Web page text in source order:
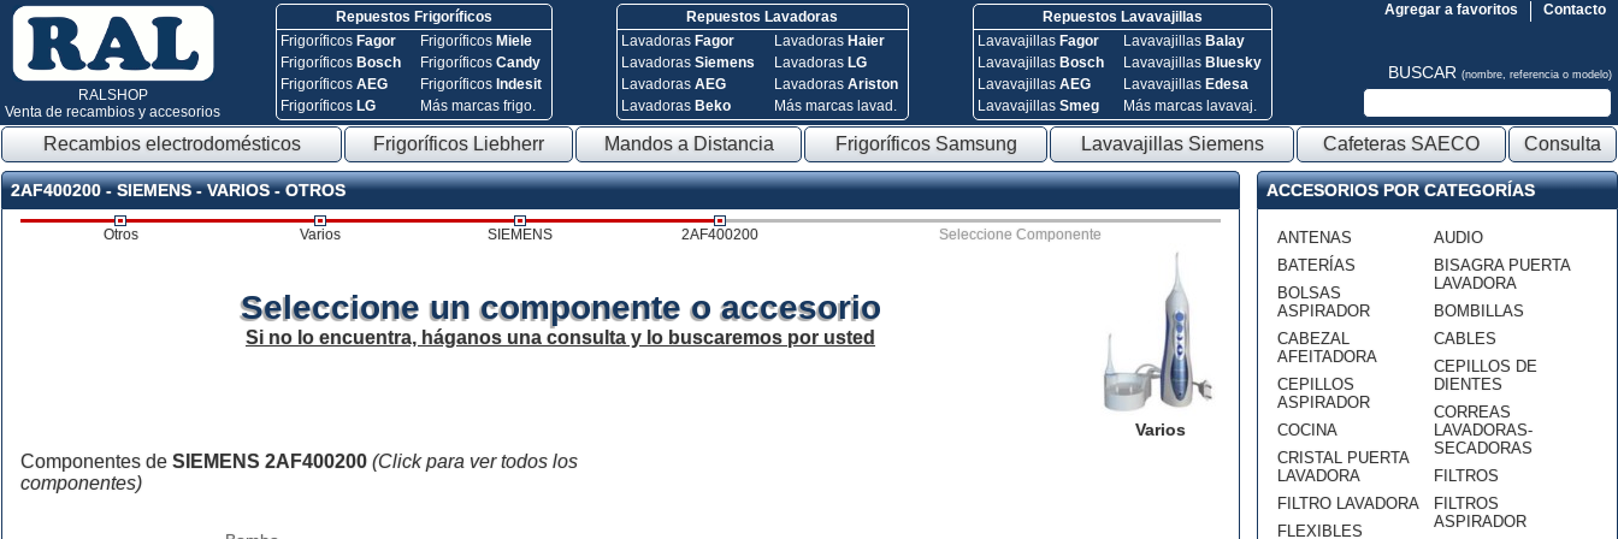
RALSHOP
Venta de recambios y accesorios
Repuestos Frigoríficos
Frigoríficos Fagor
Frigoríficos Bosch
FrigoríficosAEG
Frigoríficos LG
Frigoríficos Miele
FrigoríficosCandy
Frigoríficos Indesit
Más marcas frigo.
Repuestos Lavadoras
Lavadoras Fagor
Lavadoras Siemens
Lavadoras AEG
Lavadoras Beko
Lavadoras Haier
Lavadoras LG
Lavadoras Ariston
Más marcas lavad.
Repuestos Lavavajillas
Lavavajillas Fagor
Lavavajillas Bosch
Lavavajillas AEG
Lavavajillas Smeg
Lavavajillas Balay
Lavavajillas Bluesky
Lavavajillas Edesa
Más marcas lavavaj.
Contacto
Agregar a favoritos
BUSCAR (nombre, referencia o modelo)
Recambios electrodomésticos Frigoríficos Liebherr Mandos a Distancia Frigoríficos Samsung Lavavajillas Siemens Cafeteras SAECO Consulta
2AF400200 - SIEMENS - VARIOS - OTROS
Otros Varios SIEMENS 2AF400200 Seleccione Componente
Varios
Seleccione un componente o accesorio
Si no lo encuentra, háganos una consulta y lo buscaremos por usted
Componentes de SIEMENS 2AF400200 (Click para ver todos los
componentes)
ACCESORIOS POR CATEGORÍAS
ANTENAS
BATERÍAS
BOLSAS
ASPIRADOR
CABEZAL
AFEITADORA
CEPILLOS
ASPIRADOR
COCINA
CRISTAL PUERTA
LAVADORA
FILTRO LAVADORA
FLEXIBLES
AUDIO
BISAGRA PUERTA
LAVADORA
BOMBILLAS
CABLES
CEPILLOS DE
DIENTES
CORREAS
LAVADORAS-
SECADORAS
FILTROS
FILTROS
ASPIRADOR